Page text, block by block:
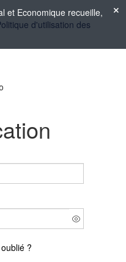
et Economique recueille,
d'utilisation des
?